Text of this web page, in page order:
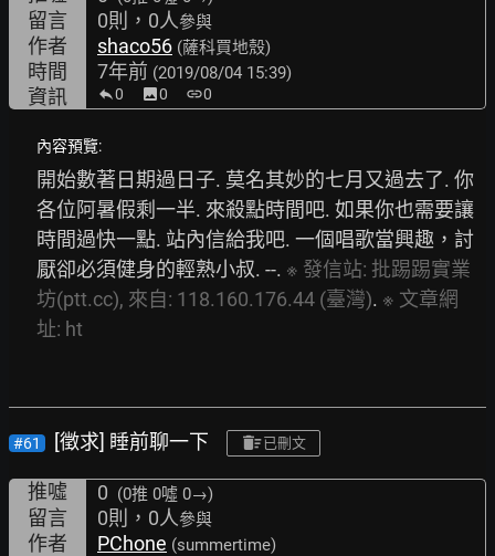
留言 0則，0人參與
作者 shaco56 (薩科買地殼)
時間 7年前 (2019/08/04 15:39)
資訊 0 image0 link0
內容預覽:
開始數著日期過日子. 莫名其妙的七月又過去了. 你
各位阿暑假剩一半. 來殺點時間吧. 如果你也需要讓
時間過快一點. 站內信給我吧. 一個唱歌當興趣，討
厭卻必須健身的輕熟小叔. --. ※ 發信站: 批踢踢實業
坊(ptt.cc), 來自: 118.160.176.44 (臺灣). ※ 文章網
址: ht
#61 [徵求] 睡前聊一下 已刪文
推噓 0 (0推 0噓 0→)
留言 0則，0人參與
作者 PChone (summertime)